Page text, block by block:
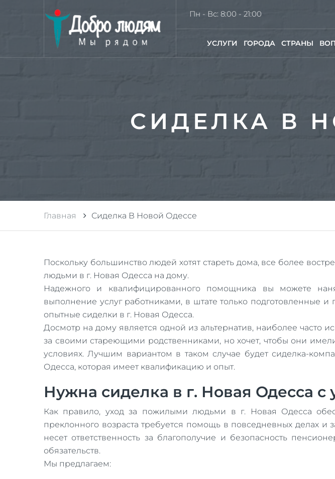
УСЛУГИ ГОРОДА СТРАНЫ
Пн - Вс: 8:00 - 21:00
СИДЕЛКА В
Главная Сиделка В Новой Одессе
Поскольку большинство людей хотят стареть дома, все более
людьми в г. Новая Одесса на дому.
Надежного и квалифицированного помощника вы можете
выполнение услуг работниками, в штате только
опытные сиделки в г. Новая Одесса.
Досмотр на дому является одной из альтернатив, наиболее часто
за своими стареющими родственниками, но хочет, чтобы они
условиях. Лучшим вариантом в таком случае будет сиделка-
Одесса, которая имеет квалификацию и опыт.
Нужна сиделка в г. Новая Одесса с
Как правило, уход за пожилыми людьми в г. Новая Одесса
преклонного возраста требуется помощь в повседневных делах и
несет ответственность за благополучие и безопасность
обязательств.
Мы предлагаем: